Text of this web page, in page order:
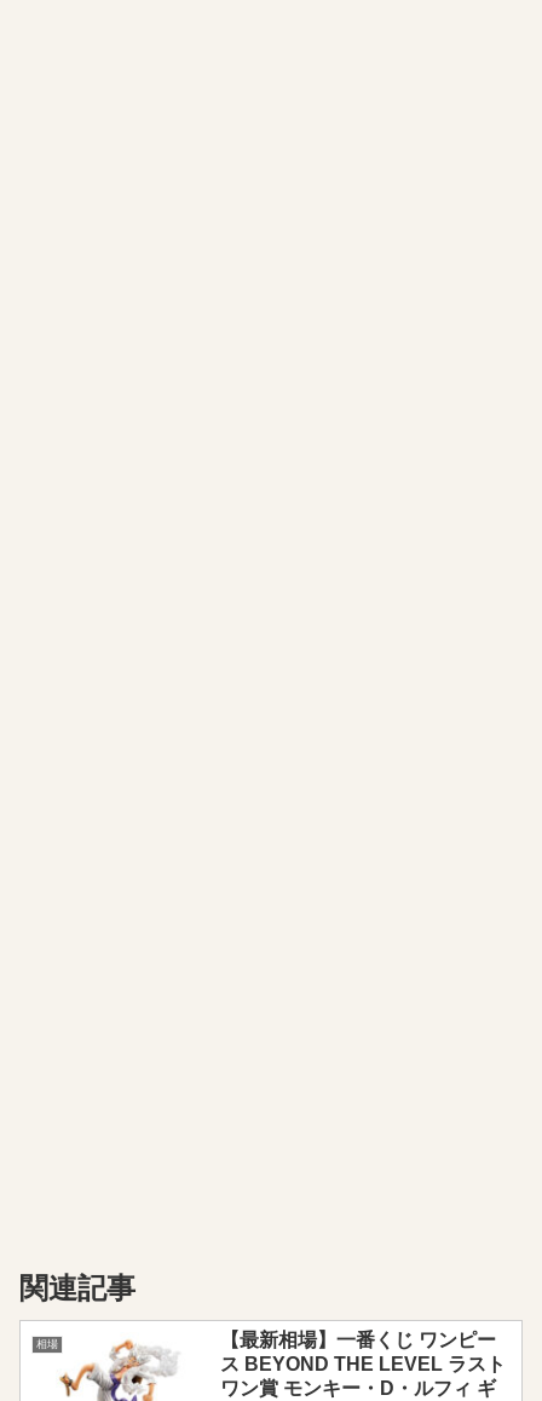
関連記事
相場
【最新相場】一番くじ ワンピー
ス BEYOND THE LEVEL ラスト
ワン賞 モンキー・D・ルフィ ギ